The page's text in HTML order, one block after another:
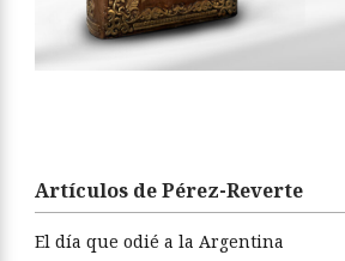
Artículos de Pérez-Reverte
El día que odié a la Argentina